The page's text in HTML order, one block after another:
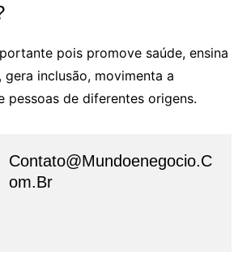
pois promove saúde, ensina
gera inclusão, movimenta a
pessoas de diferentes origens.
Contato@mundoenegocio.c
Om.br